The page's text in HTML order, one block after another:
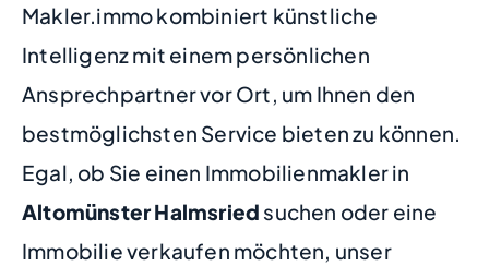
Makler.immo kombiniert künstliche
Intelligenz mit einem persönlichen
Ansprechpartner vor Ort, um Ihnen den
bestmöglichsten Service bieten zu können.
Egal, ob Sie einen Immobilienmakler in
Altomünster Halmsried suchen oder eine
Immobilie verkaufen möchten, unser